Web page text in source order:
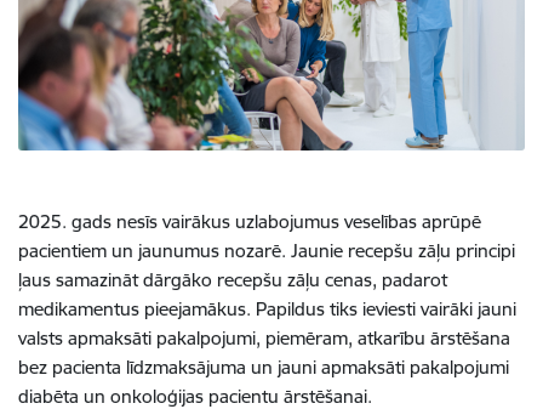
2025. gads nesīs vairākus uzlabojumus veselības aprūpē
pacientiem un jaunumus nozarē. Jaunie recepšu zāļu principi
ļaus samazināt dārgāko recepšu zāļu cenas, padarot
medikamentus pieejamākus. Papildus tiks ieviesti vairāki jauni
valsts apmaksāti pakalpojumi, piemēram, atkarību ārstēšana
bez pacienta līdzmaksājuma un jauni apmaksāti pakalpojumi
diabēta un onkoloģijas pacientu ārstēšanai.